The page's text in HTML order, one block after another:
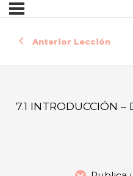
Anterior Lección
7.1 INTRODUCCIÓN –